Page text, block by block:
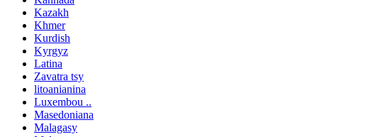
Kazakh
Khmer
Kurdish
Kyrgyz
Latina
Zavatra tsy
litoanianina
Luxembou ..
Masedoniana
Malagasy